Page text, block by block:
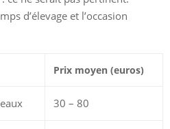
d’élevage et l’occasion
Prix moyen (euros)
30 – 80